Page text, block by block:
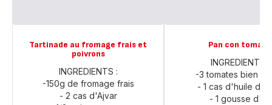
Tartinade au fromage frais et
poivrons
INGREDIENTS :
-150g de fromage frais
- 2 cas d'Ajvar
Pan con tomate
INGREDIENTS :
-3 tomates bien
- 1 cas d'huile
- 1 gousse d'ail